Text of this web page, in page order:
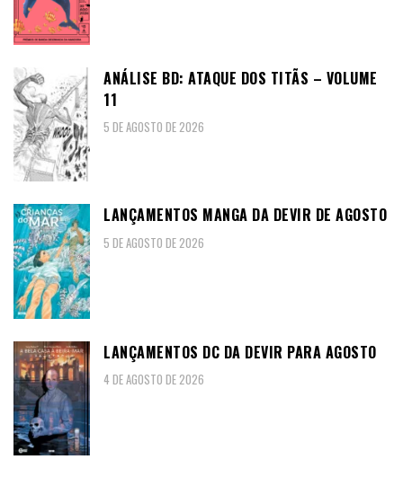
ANÁLISE BD: ATAQUE DOS TITÃS – VOLUME
11
5 DE AGOSTO DE 2026
LANÇAMENTOS MANGA DA DEVIR DE AGOSTO
5 DE AGOSTO DE 2026
LANÇAMENTOS DC DA DEVIR PARA AGOSTO
4 DE AGOSTO DE 2026